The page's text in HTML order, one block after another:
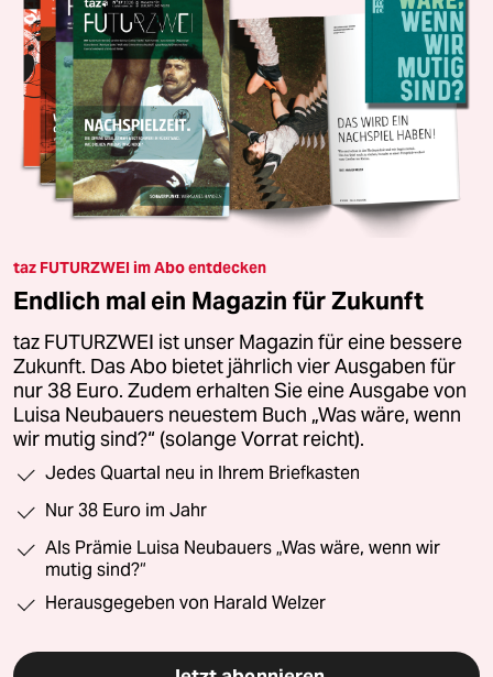
taz FUTURZWEI im Abo entdecken
Endlich mal ein Magazin für Zukunft
taz FUTURZWEI ist unser Magazin für eine bessere
Zukunft. Das Abo bietet jährlich vier Ausgaben für
nur 38 Euro. Zudem erhalten Sie eine Ausgabe von
Luisa Neubauers neuestem Buch „Was wäre, wenn
wir mutig sind?“ (solange Vorrat reicht).
Jedes Quartal neu in Ihrem Briefkasten
Nur 38 Euro im Jahr
Als Prämie Luisa Neubauers „Was wäre, wenn wir
mutig sind?“
Herausgegeben von Harald Welzer